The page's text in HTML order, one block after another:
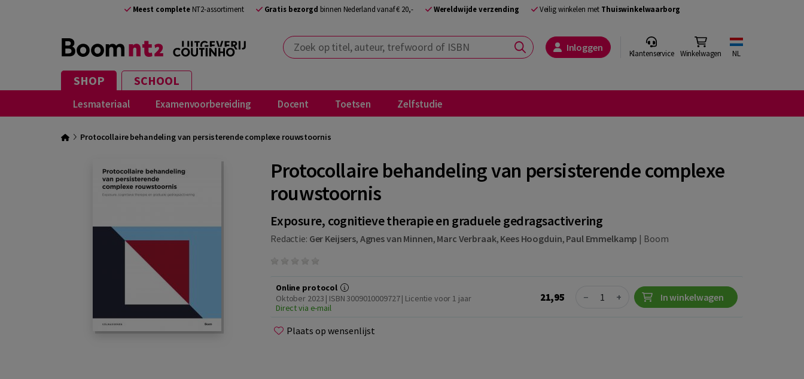
Meest completeNT2-assortiment Gratis bezorgd binnen Nederland vanaf € 20,- Wereldwijde verzending Veilig winkelen met Thuiswinkelwaarborg
Zoek op titel, auteur, trefwoord of ISBN Inloggen Klantenservice Winkelwagen NL
SHOP SCHOOL
Lesmateriaal Examenvoorbereiding Docent Toetsen Zelfstudie
Protocollaire behandeling van persisterende complexe rouwstoornis
Protocollaire behandeling van persisterende complexe
rouwstoornis
Exposure, cognitieve therapie en graduele gedragsactivering
Redactie: Ger Keijsers, Agnes van Minnen, Marc Verbraak, Kees Hoogduin, Paul Emmelkamp | Boom
Online protocol
Oktober 2023 | ISBN 3009010009727 | Licentie voor 1 jaar
Direct via e-mail
21,95 Quantity
− + In winkelwagen
Plaats op wensenlijst